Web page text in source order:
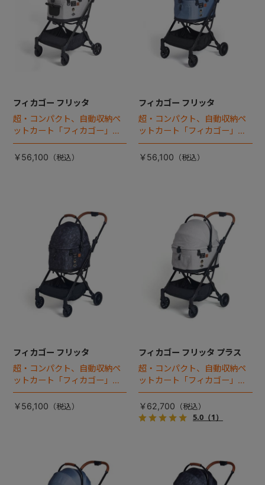
フィカゴー フリッタ
超・コンパクト、自動収納ペ
ットカート「フィカゴー」に
キャビン着脱タイプが新登
場！
￥56,100
フィカゴー フリッタ
超・コンパクト、自動収納ペ
ットカート「フィカゴー」に
キャビン着脱タイプが新登
場！
￥56,100
フィカゴー フリッタ
超・コンパクト、自動収納ペ
ットカート「フィカゴー」に
キャビン着脱タイプが新登
場！
￥56,100
フィカゴー フリッタ プラス
超・コンパクト、自動収納ペ
ットカート「フィカゴー」に
キャビン着脱タイプが新登
場！
￥62,700
5.0（1）